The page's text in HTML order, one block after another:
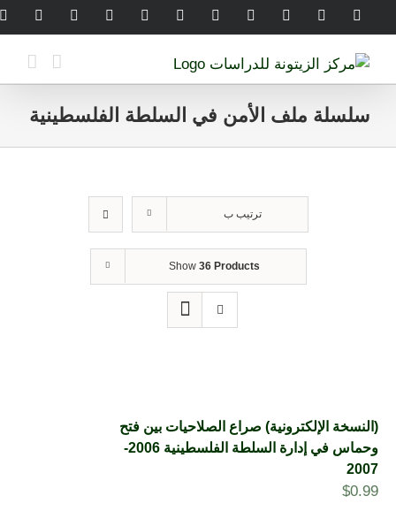
to
content
Facebook
Instagram
YouTube
Tiktok
Threads
LinkedIn
SoundCloud
WhatsApp
سلسلة ملف الأمن في السلطة الفلسطينية
ترتيب ب
Show 36 Products
(النسخة الإلكترونية) صراع الصلاحيات بين فتح
وحماس في إدارة السلطة الفلسطينية 2006-
2007
$0.99